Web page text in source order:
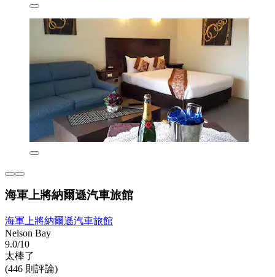
海軍上將納爾遜汽車旅館
海軍上將納爾遜汽車旅館
Nelson Bay
9.0/10
太棒了
(446 則評論)